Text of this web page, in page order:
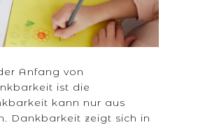
Anfang von
ist die
kann nur aus
Dankbarkeit zeigt sich in